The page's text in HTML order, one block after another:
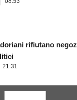
rifiutano
21:31